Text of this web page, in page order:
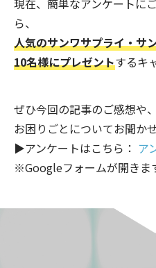
現在、簡単なアンケートに
ら、
人気のサンワサプライ・サ
10名様にプレゼントするキ
ぜひ今回の記事のご感想や
お困りごとについてお聞か
▶アンケートはこちら： ア
※Googleフォームが開きま